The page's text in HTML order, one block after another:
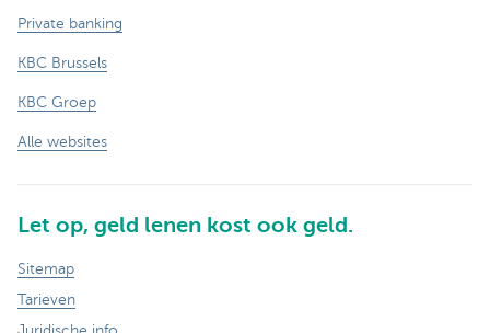
Private banking
KBC Brussels
KBC Groep
Alle websites
Let op, geld lenen kost ook geld.
Sitemap
Tarieven